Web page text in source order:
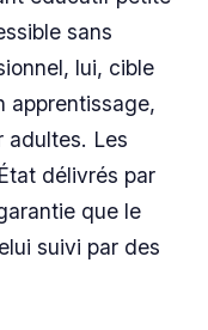
sans
lui, cible
apprentissage,
adultes. Les
délivrés par
que le
suivi par des